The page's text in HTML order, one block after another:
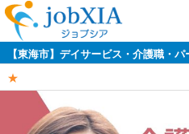
【東海市】デイサービス・介護職・
★